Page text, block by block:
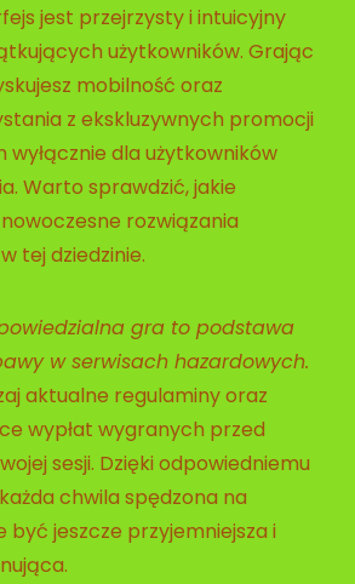
jest przejrzysty i intuicyjny
użytkowników. Grając
mobilność oraz
z ekskluzywnych promocji
wyłącznie dla użytkowników
Warto sprawdzić, jakie
rozwiązania
tej dziedzinie.
gra to podstawa
w serwisach hazardowych.
aktualne regulaminy oraz
wypłat wygranych przed
sesji. Dzięki odpowiedniemu
chwila spędzona na
jeszcze przyjemniejsza i